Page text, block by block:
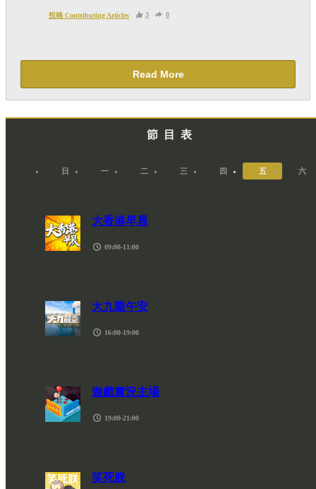
售、問答、爭執或與帳戶相關的物品或內容）。
投稿 Contributing Articles 3 0
Read More
節目表
日 一 二 三 四 五 六
09:00-11:00
16:00-19:00
19:00-21:00